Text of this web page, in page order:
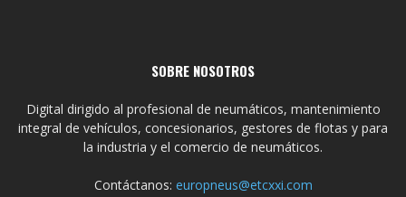
SOBRE NOSOTROS
Digital dirigido al profesional de neumáticos, mantenimiento
integral de vehículos, concesionarios, gestores de flotas y para
la industria y el comercio de neumáticos.
Contáctanos: europneus@etcxxi.com